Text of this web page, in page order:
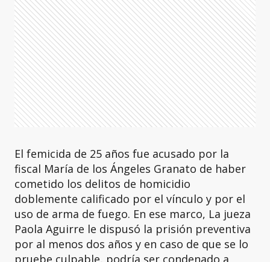
El femicida de 25 años fue acusado por la
fiscal María de los Ángeles Granato de haber
cometido los delitos de homicidio
doblemente calificado por el vínculo y por el
uso de arma de fuego. En ese marco, La jueza
Paola Aguirre le dispusó la prisión preventiva
por al menos dos años y en caso de que se lo
pruebe culpable, podría ser condenado a